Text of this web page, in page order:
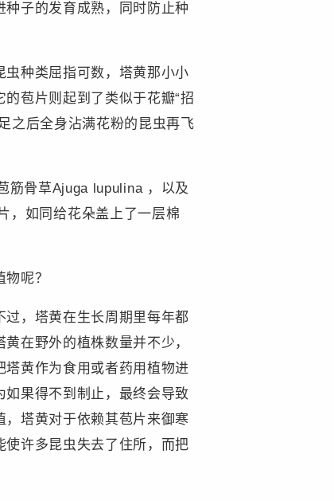
子的发育成熟，同时防止种
种类屈指可数，塔黄那小小
苞片则起到了类似于花瓣“招
之后全身沾满花粉的昆虫再飞
筋骨草Ajuga lupulina ，以及
，如同给花朵盖上了一层棉
呢？
，塔黄在生长周期里每年都
在野外的植株数量并不少，
黄作为食用或者药用植物进
果得不到制止，最终会导致
塔黄对于依赖其苞片来御寒
许多昆虫失去了住所，而把